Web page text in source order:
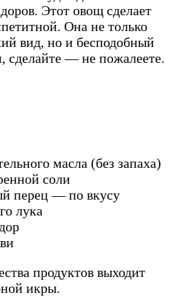
Этот овощ сделает
Она не только
вид, но и бесподобный
сделайте — не пожалеете.
масла (без запаха)
соли
перец — по вкусу
лука
продуктов выходит
икры.